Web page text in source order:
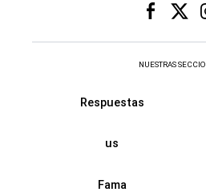
NUESTRAS
Respuestas
us
Fama